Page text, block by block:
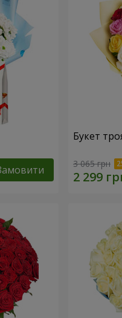
Букет
3 065 грн